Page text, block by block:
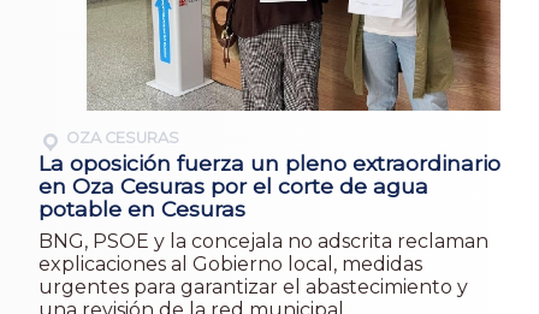
OZA CESURAS
La oposición fuerza un pleno extraordinario
en Oza Cesuras por el corte de agua
potable en Cesuras
BNG, PSOE y la concejala no adscrita reclaman
explicaciones al Gobierno local, medidas
urgentes para garantizar el abastecimiento y
una revisión de la red municipal